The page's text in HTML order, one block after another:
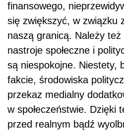
finansowego,
się zwiększyć, w związku
naszą granicą. Należy
nastroje społeczne i
są niespokojne. Niestety,
fakcie, środowiska
przekaz medialny
w społeczeństwie. Dzięki
przed realnym bądź